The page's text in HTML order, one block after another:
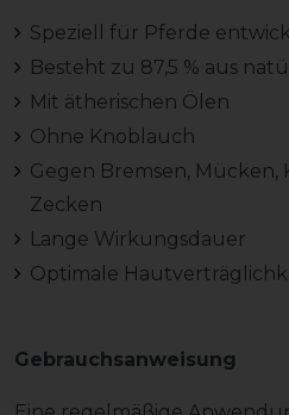
Speziell für Pferde
Besteht zu 87,5 % aus
Mit ätherischen Ölen
Ohne Knoblauch
Gegen Bremsen,
Zecken
Lange Wirkungsdauer
Optimale
Gebrauchsanweisung